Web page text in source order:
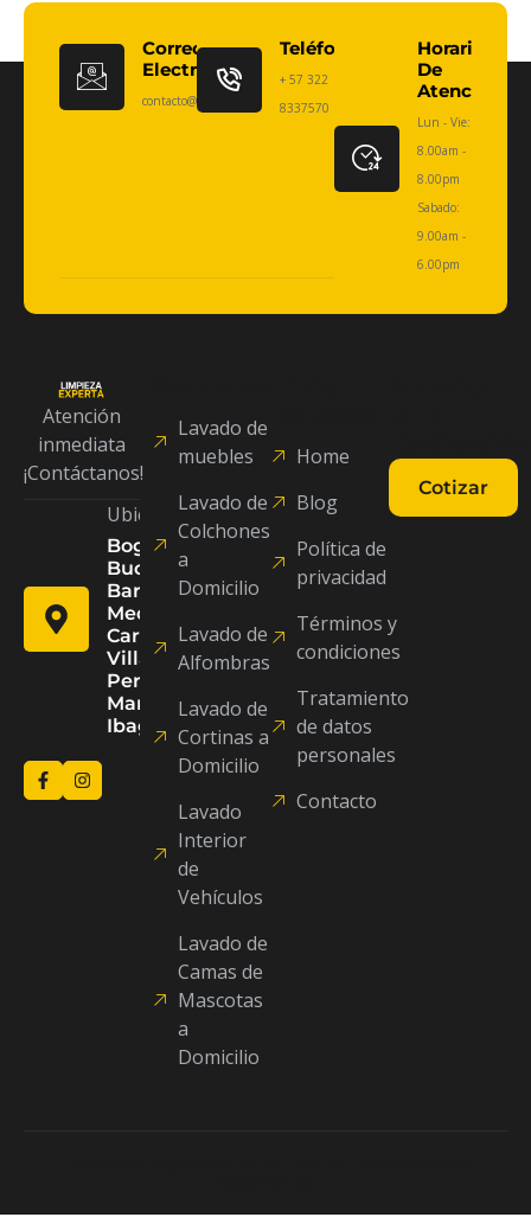
Correo
Electrónico
contacto@limpiezaexperta.com
Teléfono:
+ 57 322
8337570
Horario
De
Atención
Lun - Vie:
8.00am -
8.00pm
Sabado:
9.00am -
6.00pm
Atención
inmediata
¡Contáctanos!
Ubicaciones:
Bogotá, D.C,
Bucaramanga,
Barranquilla,
Medellín, Cali,
Cartagena,
Villavicencio,
Pereira,
Manizales,
Ibagué.
Lavado de
muebles
Lavado de
Colchones
a
Domicilio
Lavado de
Alfombras
Lavado de
Cortinas a
Domicilio
Lavado
Interior
de
Vehículos
Lavado de
Camas de
Mascotas
a
Domicilio
Home
Blog
Política de
privacidad
Términos y
condiciones
Tratamiento
de datos
personales
Contacto
Cotizar